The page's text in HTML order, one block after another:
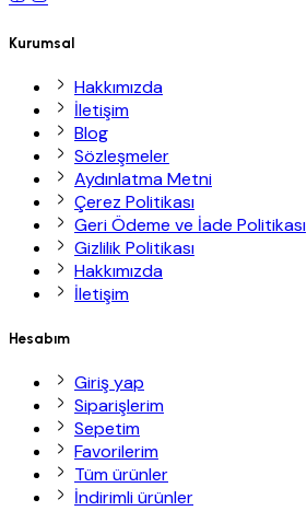
Kurumsal
Hakkımızda
İletişim
Blog
Sözleşmeler
Aydınlatma Metni
Çerez Politikası
Geri Ödeme ve İade Politikası
Gizlilik Politikası
Hakkımızda
İletişim
Hesabım
Giriş yap
Siparişlerim
Sepetim
Favorilerim
Tüm ürünler
İndirimli ürünler